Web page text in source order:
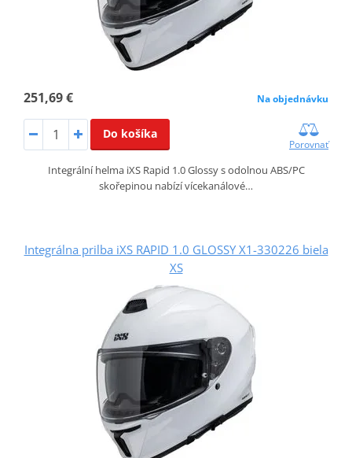
251,69 € Na objednávku
Do košíka
Porovnať
Integrální helma iXS Rapid 1.0 Glossy s odolnou ABS/PC
skořepinou nabízí vícekanálové…
Integrálna prilba iXS RAPID 1.0 GLOSSY X1-330226 biela
XS